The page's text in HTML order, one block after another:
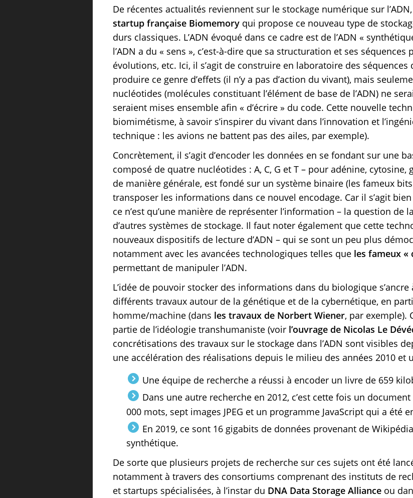
De récentes actualités reviennent sur le stockage numérique sur
startup française Biomemoryqui propose ce nouveau type de
durs classiques. L’ADN évoqué dans ce cadre est de l’ADN «
l’ADN a du « sens », c’est-à-dire que sa structuration et ses
évolutions, etc. Ici, il s’agit de construire en laboratoire des séquences
produire ce genre d’effets (il n’y a pas d’action du vivant), mais
nucléotides (molécules constituant l’élément de base de l’ADN) ne
seraient mises ensemble afin « d’écrire » du code. Cette nouvelle
biomimétisme, à savoir s’inspirer du vivant dans l’innovation et
technique : les avions ne battent pas des ailes, par exemple).
Concrètement, il s’agit d’encoder les données en se fondant sur une
composé de quatre nucléotides : A, C, G et T – pour adénine,
de manière générale, est fondé sur un système binaire (les fameux
transposer les informations dans ce nouvel encodage. Car il s’agit
ce n’est qu’une manière de représenter l’information – la question de
d’autres systèmes de stockage. Il faut noter également que cette
nouveaux dispositifs de lecture d’ADN – qui se sont un peu plus
notamment avec les avancées technologiques telles que les fameux «
permettant de manipuler l’ADN.
L’idée de pouvoir stocker des informations dans du biologique s’ancre
différents travaux autour de la génétique et de la cybernétique, en
homme/machine (dans les travaux de Norbert Wiener, par exemple).
partie de l’idéologie transhumaniste (voir l’ouvrage de Nicolas Le
concrétisations des travaux sur le stockage dans l’ADN sont visibles
une accélération des réalisations depuis le milieu des années 2010 et
Une équipe de recherche a réussi à encoder un livre de 659
Dans une autre recherche en 2012, c’est cette fois un
000 mots, sept images JPEG et un programme JavaScript qui a été
En 2019, ce sont 16 gigabits de données provenant de
synthétique.
De sorte que plusieurs projets de recherche sur ces sujets ont été
notamment à travers des consortiums comprenant des instituts de
et startups spécialisées, à l’instar du DNA Data Storage Allianceou